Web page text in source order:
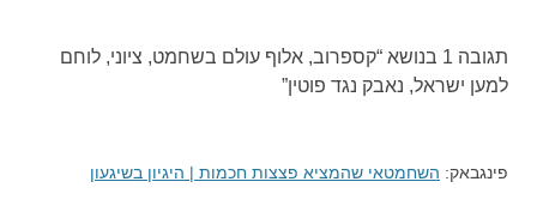
תגובה 1 בנושא “
קספרוב, אלוף עולם בשחמט, ציוני, לוחם
למען ישראל, נאבק נגד פוטין”
פינגבאק: השחמטאי שהמציא פצצות חכמות | היגיון בשיגעון